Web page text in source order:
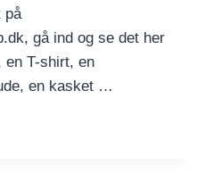
på
gå ind og se det her
T-shirt, en
en kasket …